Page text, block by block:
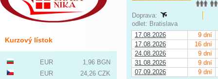
Kurzový lístok
EUR
1,96 BGN
EUR
24,26 CZK
Doprava:
odlet: Bratislava
17.08.2026
9 dní
17.08.2026
16 dní
24.08.2026
9 dní
31.08.2026
9 dní
07.09.2026
9 dní